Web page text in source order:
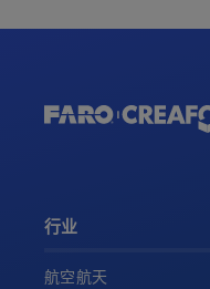
行业
航空航天